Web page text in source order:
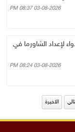
03-08-2026 08:37 PM
لإعداد الشاورما في
03-08-2026 08:24 PM
الاخيرة